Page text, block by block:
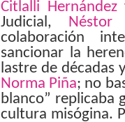
Citlalli Hernández
Judicial, Néstor
colaboración
sancionar la
lastre de décadas
Norma Piña; no
blanco” replicaba
cultura misógina.